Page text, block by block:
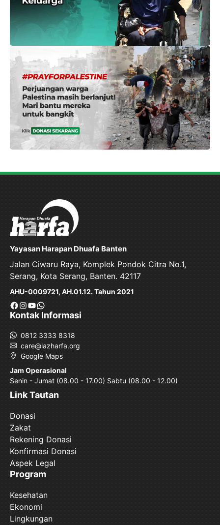
Yayasan Harapan Dhuafa Banten
Jalan Ciwaru Raya, Komplek Pondok Citra No.1,
Serang, Kota Serang, Banten. 42117
AHU-0009721, AH.01.12. Tahun 2021
Facebook
Instagram
YouTube
WhatsApp
Kontak Informasi
0812 3333 8318
care@lazharfa.org
Google Maps
Jam Operasional
Senin - Jumat (08.00 - 17.00) Sabtu (08.00 - 12.00)
Link Tautan
Donasi
Zakat
Rekening Donasi
Konfirmasi Donasi
Aspek Legal
Program
Kesehatan
Ekonomi
Lingkungan